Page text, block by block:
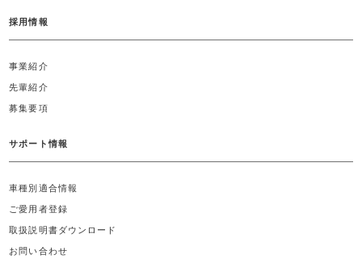
採用情報
事業紹介
先輩紹介
募集要項
サポート情報
車種別適合情報
ご愛用者登録
取扱説明書ダウンロード
お問い合わせ